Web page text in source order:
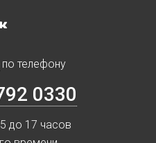
по телефону
0330
до 17 часов